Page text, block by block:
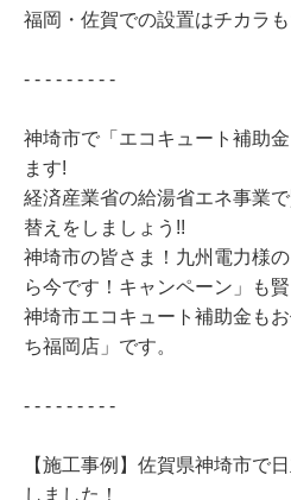
福岡・佐賀での設置はチカラも
- - - - - - - - -
神埼市で「エコキュート補助
ます!
経済産業省の給湯省エネ事業
替えをしましょう!!
神埼市の皆さま！九州電力様
ら今です！キャンペーン」も
神埼市エコキュート補助金も
ち福岡店」です。
- - - - - - - - -
【施工事例】佐賀県神埼市で
しました！